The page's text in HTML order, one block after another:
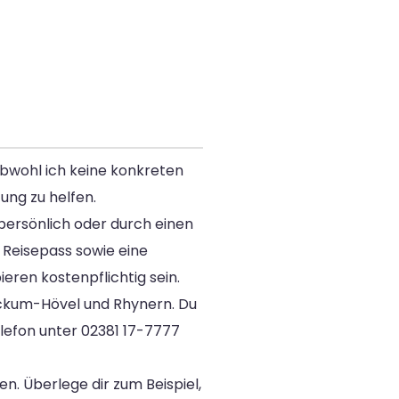
ich keine konkreten
zu helfen.
oder durch einen
sowie eine
kostenpflichtig sein.
Hövel und Rhynern. Du
unter 02381 17-7777
Überlege dir zum Beispiel,